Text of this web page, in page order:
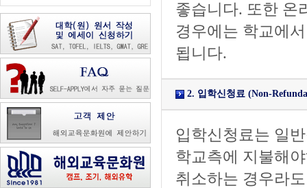
좋습니다. 또한 온
경우에는 학교에
됩니다.
2. 입학신청료 (Non-
입학신청료는 일
학교측에 지불해
취소하는 경우라